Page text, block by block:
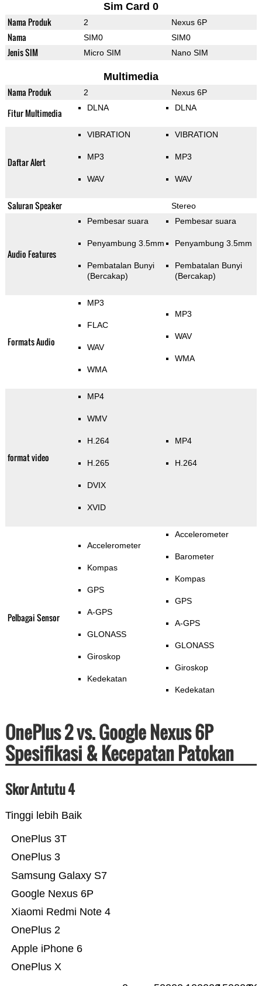
Sim Card 0
Nama Produk 2 Nexus 6P
Nama SIM0 SIM0
Jenis SIM Micro SIM Nano SIM
Multimedia
Nama Produk 2 Nexus 6P
Fitur Multimedia DLNA DLNA
Daftar Alert
VIBRATION
MP3
WAV
VIBRATION
MP3
WAV
Saluran Speaker Stereo
Audio Features
Pembesar suara
Penyambung 3.5mm
Pembatalan Bunyi
(Bercakap)
Pembesar suara
Penyambung 3.5mm
Pembatalan Bunyi
(Bercakap)
Formats Audio
MP3
FLAC
WAV
WMA
MP3
WAV
WMA
format video
MP4
WMV
H.264
H.265
DVIX
XVID
MP4
H.264
Pelbagai Sensor
Accelerometer
Kompas
GPS
A-GPS
GLONASS
Giroskop
Kedekatan
Accelerometer
Barometer
Kompas
GPS
A-GPS
GLONASS
Giroskop
Kedekatan
OnePlus 2 vs. Google Nexus 6P
Spesifikasi & Kecepatan Patokan
Skor Antutu 4
Tinggi lebih Baik
OnePlus X
Apple iPhone 6
OnePlus 2
Xiaomi Redmi Note 4
Google Nexus 6P
Samsung Galaxy S7
OnePlus 3
OnePlus 3T